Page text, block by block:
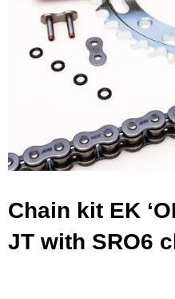
Chain kit EK
JT with SRO6